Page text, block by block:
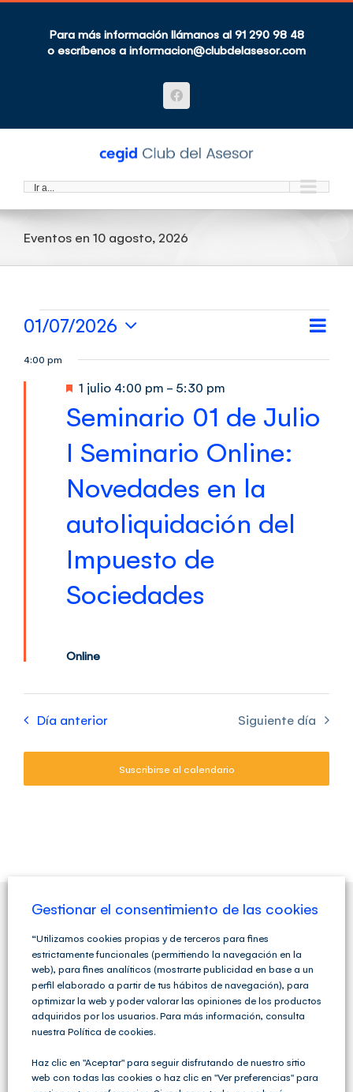
Saltar
contenidoPara más información llámanos al 91 290 98 48
o escríbenos a informacion@clubdelasesor.com
Facebook
Ir a...
Eventos en 10 agosto, 2026
Eventos
for
julio,
2026
de
de
Día
01/07/2026
fecha.
4:00 pm
Seminario 01 de Julio
I Seminario Online:
Novedades en la
autoliquidación del
Impuesto de
Sociedades
Destacado
1 julio 4:00 pm - 5:30 pm
Online
Día anterior Siguiente día
Suscribirse al calendario
QUIENES SOMOS
Gestionar el consentimiento de las cookies
“Utilizamos cookies propias y de terceros para fines
estrictamente funcionales (permitiendo la navegación en la
web), para fines analíticos (mostrarte publicidad en base a un
perfil elaborado a partir de tus hábitos de navegación), para
optimizar la web y poder valorar las opiniones de los productos
adquiridos por los usuarios. Para más información, consulta
nuestra Política de cookies.
Haz clic en "Aceptar" para seguir disfrutando de nuestro sitio
web con todas las cookies o haz clic en "Ver preferencias" para